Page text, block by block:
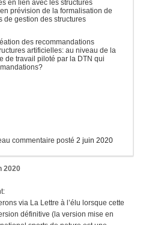
en lien avec les structures
prévision de la formalisation de
de gestion des structures
des recommandations
artificielles: au niveau de la
de travail piloté par la DTN qui
commentaire posté 2 juin 2020
2020
via La Lettre à l’élu lorsque cette
définitive (la version mise en